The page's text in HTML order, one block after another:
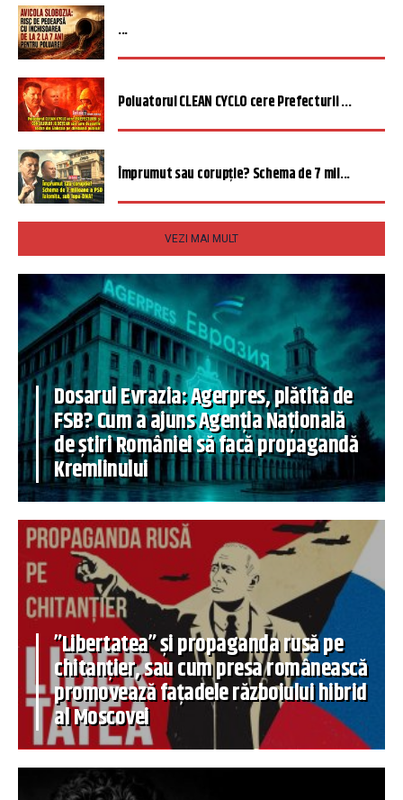
...
Poluatorul CLEAN CYCLO cere Prefecturii ...
Împrumut sau corupție? Schema de 7 mil...
VEZI MAI MULT
Dosarul Evrazia: Agerpres, plătită de
FSB? Cum a ajuns Agenția Națională
de știri României să facă propagandă
Kremlinului
”Libertatea” și propaganda rusă pe
chitanțier, sau cum presa românească
promovează fațadele războiului hibrid
al Moscovei